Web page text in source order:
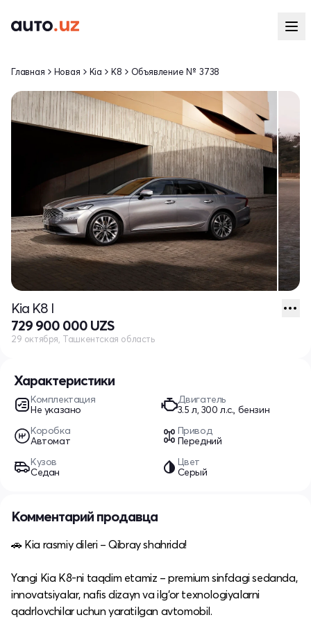
Характеристики
Комплектация
Не указано
Двигатель
3.5 л, 300 л.с., бензин
Коробка
Автомат
Привод
Передний
Кузов
Седан
Цвет
Серый
Главная Новая Kia K8 Объявление № 3738
Kia K8 I
729 900 000 UZS
29 октября, Ташкентская область
Комментарий продавца
🚗 Kia rasmiy dileri – Qibray shahrida!
Yangi Kia K8-ni taqdim etamiz – premium sinfdagi sedanda,
innovatsiyalar, nafis dizayn va ilg‘or texnologiyalarni
qadrlovchilar uchun yaratilgan avtomobil.